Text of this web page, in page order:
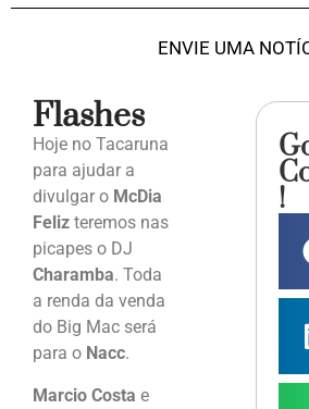
ENVIE UMA
Flashes
Hoje no Tacaruna
para ajudar a
divulgar o McDia
Feliz teremos nas
picapes o DJ
Charamba. Toda
a renda da venda
do Big Mac será
para o Nacc.
Marcio Costa e
!